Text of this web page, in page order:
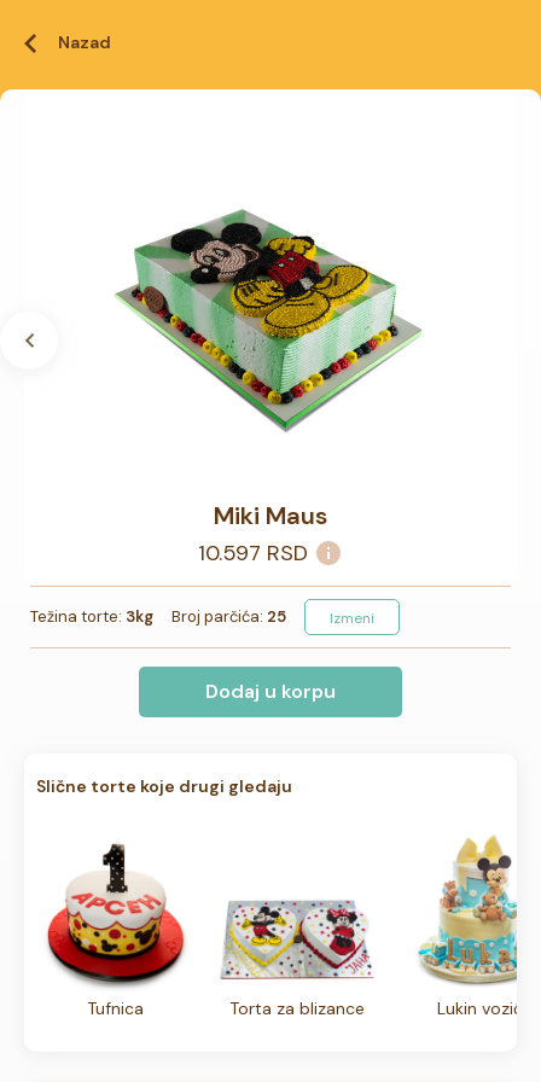
Nazad
Miki Maus
10.597 RSD
Težina torte: 3kg Broj parčića: 25 Izmeni
Dodaj u korpu
Slične torte koje drugi gledaju
Tufnica Torta za blizance Lukin vozić